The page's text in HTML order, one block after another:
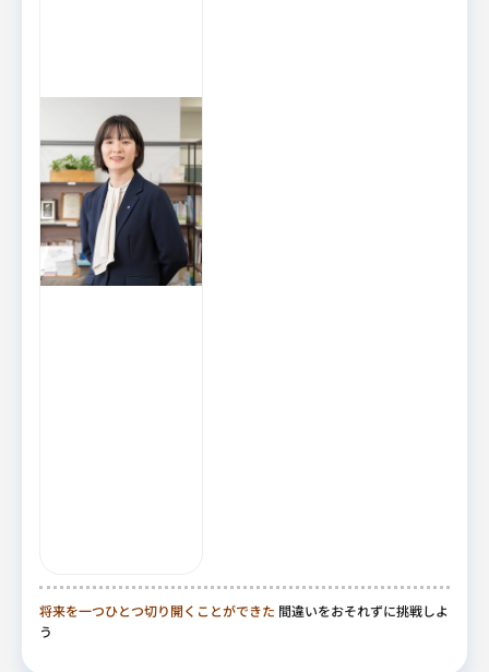
将来を一つひとつ切り開くことができた 間違いをおそれずに挑戦しよ
う